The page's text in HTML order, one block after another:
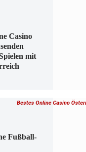
Casino
mit
Bestes Online Casino
Fußball-